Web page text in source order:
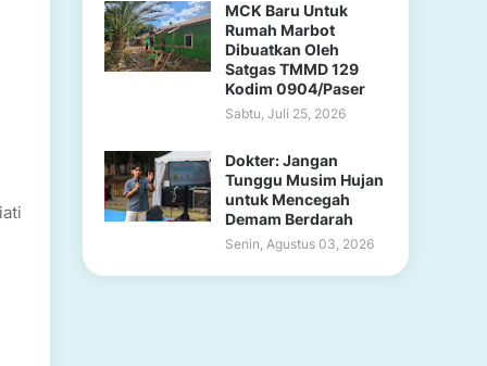
MCK Baru Untuk
Rumah Marbot
Dibuatkan Oleh
Satgas TMMD 129
Kodim 0904/Paser
Sabtu, Juli 25, 2026
Dokter: Jangan
Tunggu Musim Hujan
untuk Mencegah
Demam Berdarah
Senin, Agustus 03, 2026